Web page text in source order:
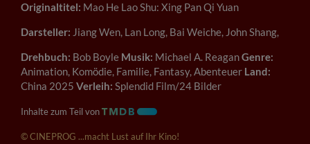
Originaltitel: Mao He Lao Shu: Xing Pan Qi Yuan
Darsteller: Jiang Wen, Lan Long, Bai Weiche, John Shang,
Drehbuch: Bob Boyle Musik: Michael A. ReaganGenre:
Animation, Komödie, Familie, Fantasy, Abenteuer Land:
China 2025 Verleih: Splendid Film/24 Bilder
Inhalte zum Teil von
© CINEPROG ...macht Lust auf Ihr Kino!